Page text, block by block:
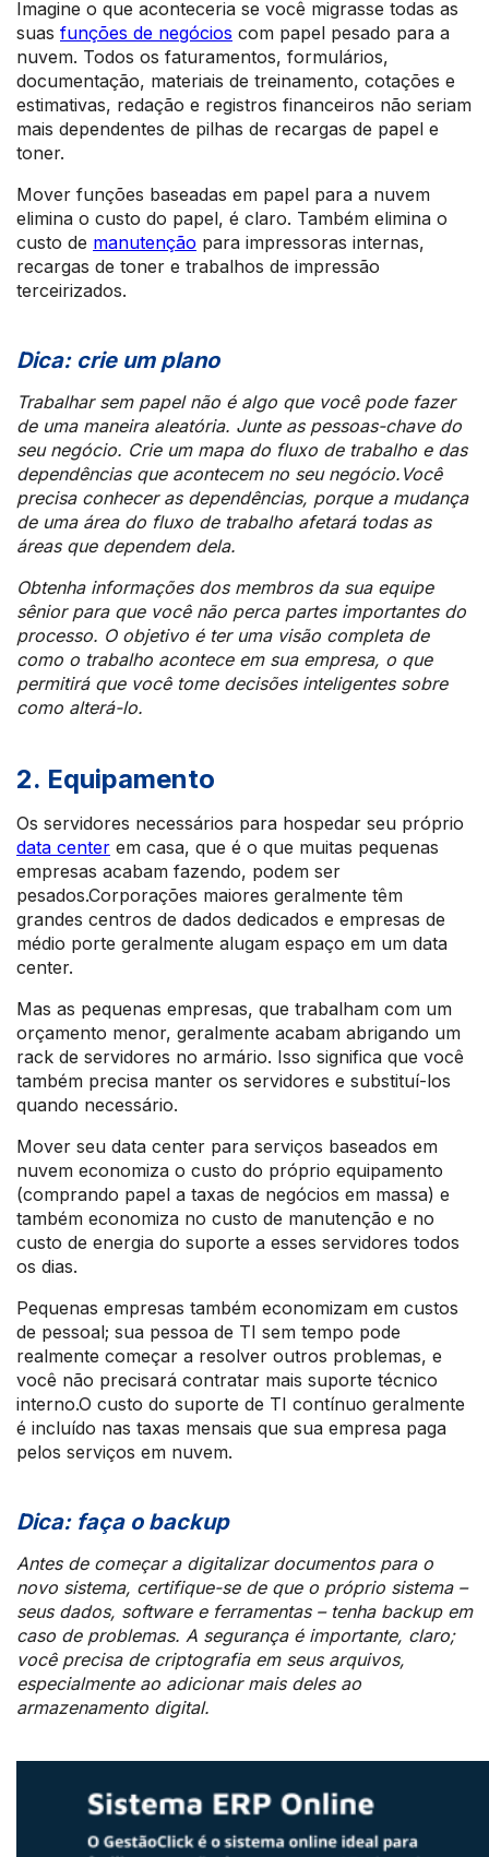
Imagine o que aconteceria se você migrasse todas as
suas funções de negócios com papel pesado para a
nuvem. Todos os faturamentos, formulários,
documentação, materiais de treinamento, cotações e
estimativas, redação e registros financeiros não seriam
mais dependentes de pilhas de recargas de papel e
toner.
Mover funções baseadas em papel para a nuvem
elimina o custo do papel, é claro. Também elimina o
custo de manutenção para impressoras internas,
recargas de toner e trabalhos de impressão
terceirizados.
Dica:crie um plano
Trabalhar sem papel não é algo que você pode fazer
de uma maneira aleatória. Junte as pessoas-chave do
seu negócio. Crie um mapa do fluxo de trabalho e das
dependências que acontecem no seu negócio.Você
precisa conhecer as dependências, porque a mudança
de uma área do fluxo de trabalho afetará todas as
áreas que dependem dela.
Obtenha informações dos membros da sua equipe
sênior para que você não perca partes importantes do
processo. O objetivo é ter uma visão completa de
como o trabalho acontece em sua empresa, o que
permitirá que você tome decisões inteligentes sobre
como alterá-lo.
2. Equipamento
Os servidores necessários para hospedar seu próprio
data center em casa, que é o que muitas pequenas
empresas acabam fazendo, podem ser
pesados.Corporações maiores geralmente têm
grandes centros de dados dedicados e empresas de
médio porte geralmente alugam espaço em um data
center.
Mas as pequenas empresas, que trabalham com um
orçamento menor, geralmente acabam abrigando um
rack de servidores no armário. Isso significa que você
também precisa manter os servidores e substituí-los
quando necessário.
Mover seu data center para serviços baseados em
nuvem economiza o custo do próprio equipamento
(comprando papel a taxas de negócios em massa) e
também economiza no custo de manutenção e no
custo de energia do suporte a esses servidores todos
os dias.
Pequenas empresas também economizam em custos
de pessoal; sua pessoa de TI sem tempo pode
realmente começar a resolver outros problemas, e
você não precisará contratar mais suporte técnico
interno.O custo do suporte de TI contínuo geralmente
é incluído nas taxas mensais que sua empresa paga
pelos serviços em nuvem.
Dica: faça o backup
Antes de começar a digitalizar documentos para o
novo sistema, certifique-se de que o próprio sistema –
seus dados, software e ferramentas – tenha backup em
caso de problemas. A segurança é importante, claro;
você precisa de criptografia em seus arquivos,
especialmente ao adicionar mais deles ao
armazenamento digital.